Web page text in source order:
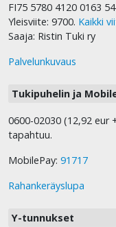
FI75 5780 4120 0163
Yleisviite: 9700. Kaikki
Saaja: Ristin Tuki ry
Palvelunkuvaus
Tukipuhelin ja
0600-02030 (12,92
tapahtuu.
MobilePay: 91717
Rahankeräyslupa
Y-tunnukset